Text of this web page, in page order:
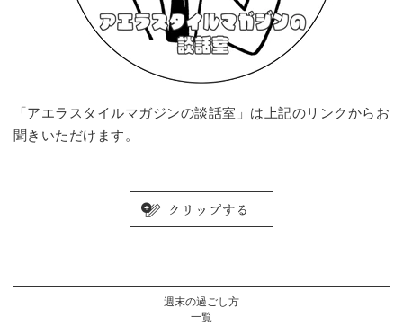
「アエラスタイルマガジンの談話室」は上記のリンクからお
聞きいただけます。
週末の過ごし方
一覧